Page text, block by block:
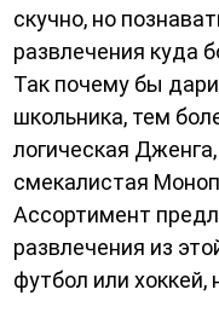
скучно, но
развлечения куда
Так почему бы
школьника, тем
логическая
смекалистая
Ассортимент
развлечения из
футбол или